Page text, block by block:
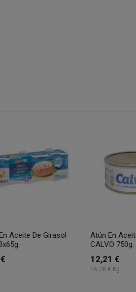
Aceite De Girasol
Atún En
CALVO 750g.
12,21 €
16,28 € Kg